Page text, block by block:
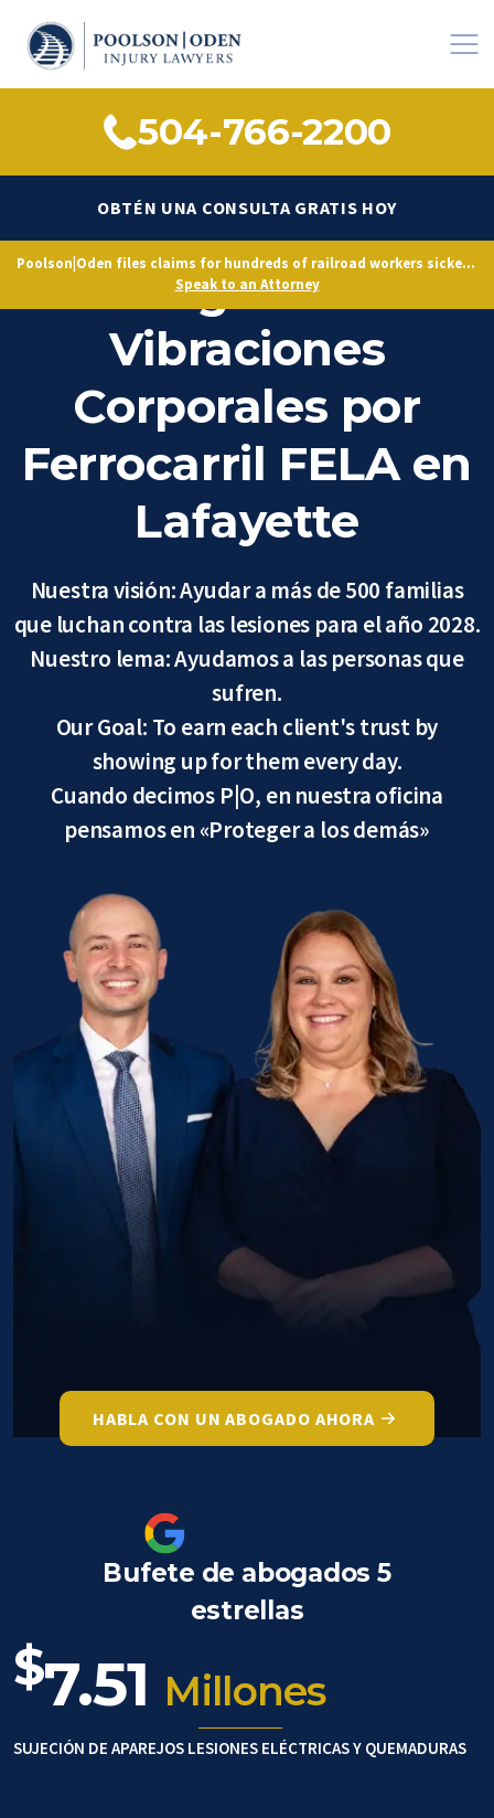
504-766-2200
OBTÉN UNA CONSULTA GRATIS HOY
Poolson|Oden files claims for hundreds of railroad workers sickened by decades of toxic exposure, citing Norfolk Southern’s longstanding knowledge of hazardous conditions.
Speak to an Attorney
Abogado de
Vibraciones
Corporales por
Ferrocarril FELA en
Lafayette
Nuestra visión: Ayudar a más de 500 familias
que luchan contra las lesiones para el año 2028.
Nuestro lema: Ayudamos a las personas que
sufren.
Our Goal: To earn each client's trust by
showing up for them every day.
Cuando decimos P|O, en nuestra oficina
pensamos en «Proteger a los demás»
HABLA CON UN ABOGADO AHORA
Bufete de abogados 5
estrellas
$7.51 Millones
SUJECIÓN DE APAREJOS LESIONES ELÉCTRICAS Y QUEMADURAS